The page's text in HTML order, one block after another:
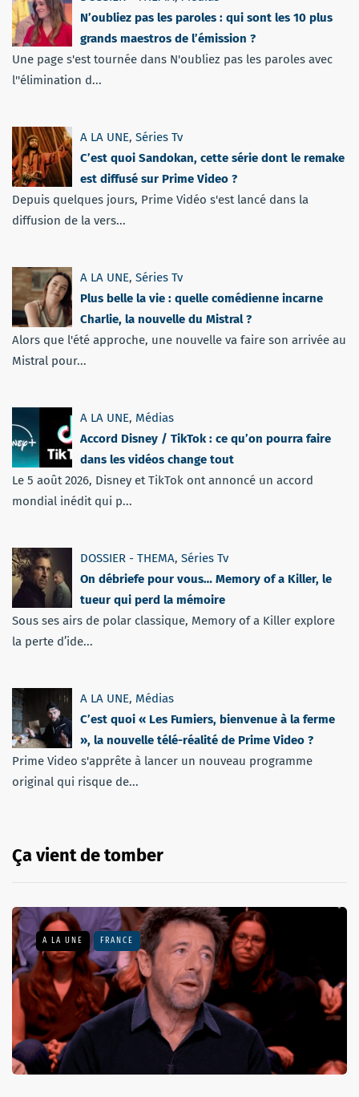
N’oubliez pas les paroles : qui sont les 10 plus
grands maestros de l’émission ?
Une page s'est tournée dans N'oubliez pas les paroles avec
l''élimination d...
A LA UNE, Séries Tv
C’est quoi Sandokan, cette série dont le remake
est diffusé sur Prime Video ?
Depuis quelques jours, Prime Vidéo s'est lancé dans la
diffusion de la vers...
A LA UNE, Séries Tv
Plus belle la vie : quelle comédienne incarne
Charlie, la nouvelle du Mistral ?
Alors que l'été approche, une nouvelle va faire son arrivée au
Mistral pour...
A LA UNE, Médias
Accord Disney / TikTok : ce qu’on pourra faire
dans les vidéos change tout
Le 5 août 2026, Disney et TikTok ont annoncé un accord
mondial inédit qui p...
DOSSIER - THEMA, Séries Tv
On débriefe pour vous… Memory of a Killer, le
tueur qui perd la mémoire
Sous ses airs de polar classique, Memory of a Killer explore
la perte d’ide...
A LA UNE, Médias
C’est quoi « Les Fumiers, bienvenue à la ferme
», la nouvelle télé-réalité de Prime Video ?
Prime Video s'apprête à lancer un nouveau programme
original qui risque de...
Ça vient de tomber
A LA UNE FRANCE